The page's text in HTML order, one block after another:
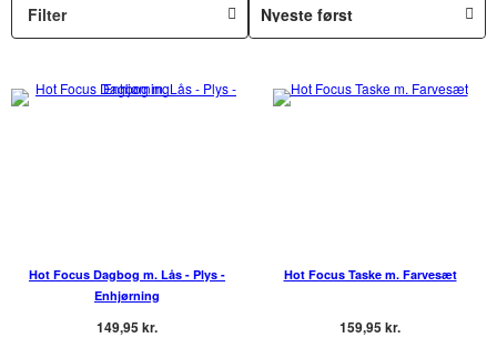
Filter
Hot Focus Dagbog m. Lås - Plys -
Enhjørning
149,95 kr.
Hot Focus Taske m. Farvesæt
159,95 kr.